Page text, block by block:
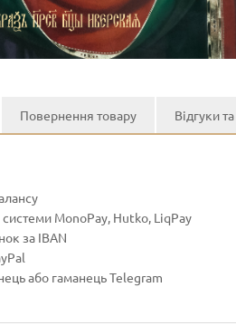
Повернення товару Відгуки
системи MonoPay, Hutko, LiqPay
за IBAN
або гаманець Telegram